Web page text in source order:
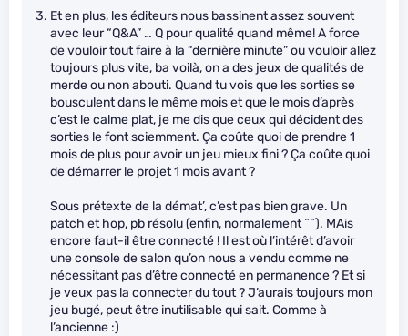
Et en plus, les éditeurs nous bassinent assez souvent
avec leur “Q&A” … Q pour qualité quand même! A force
de vouloir tout faire à la “dernière minute” ou vouloir allez
toujours plus vite, ba voilà, on a des jeux de qualités de
merde ou non abouti. Quand tu vois que les sorties se
bousculent dans le même mois et que le mois d’après
c’est le calme plat, je me dis que ceux qui décident des
sorties le font sciemment. Ça coûte quoi de prendre 1
mois de plus pour avoir un jeu mieux fini ? Ça coûte quoi
de démarrer le projet 1 mois avant ?
Sous prétexte de la démat’, c’est pas bien grave. Un
patch et hop, pb résolu (enfin, normalement ^^). MAis
encore faut-il être connecté ! Il est où l’intérêt d’avoir
une console de salon qu’on nous a vendu comme ne
nécessitant pas d’être connecté en permanence ? Et si
je veux pas la connecter du tout ? J’aurais toujours mon
jeu bugé, peut être inutilisable qui sait. Comme à
l’ancienne :)